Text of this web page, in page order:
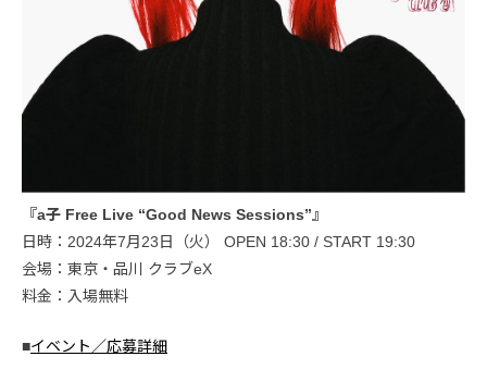
『a子 Free Live “Good News Sessions”』
日時：2024年7月23日（火） OPEN 18:30 / START 19:30
会場：東京・品川 クラブeX
料金：入場無料
■イベント／応募詳細